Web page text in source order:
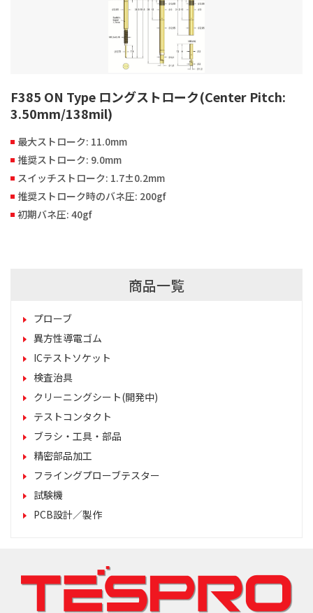
F385 ON Type ロングストローク(Center Pitch:
3.50mm/138mil)
最大ストローク: 11.0mm
推奨ストローク: 9.0mm
スイッチストローク: 1.7±0.2mm
推奨ストローク時のバネ圧: 200gf
初期バネ圧: 40gf
商品一覧
プローブ
異方性導電ゴム
ICテストソケット
検査治具
クリーニングシート(開発中)
テストコンタクト
ブラシ・工具・部品
精密部品加工
フライングプローブテスター
試験機
PCB設計／製作